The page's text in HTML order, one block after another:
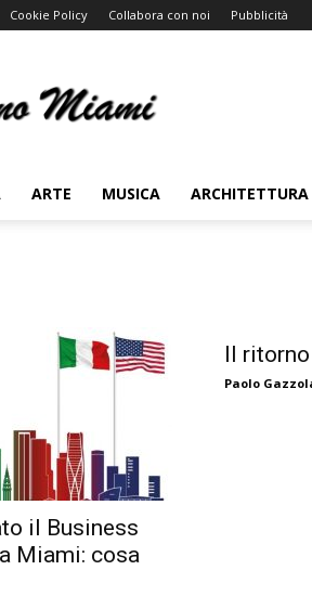
Cookie Policy Collabora con noi Pubblicità
Miami
ARTE MUSICA ARCHITETTURA
il Business
Miami: cosa
Il
Paolo